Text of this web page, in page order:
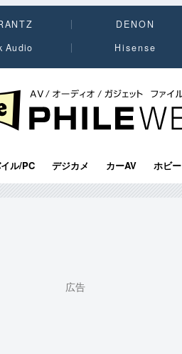
DENON
Audio Hisense
AV/オーディオ/ガジェット
ル/PC デジカメ カーAV ホビー